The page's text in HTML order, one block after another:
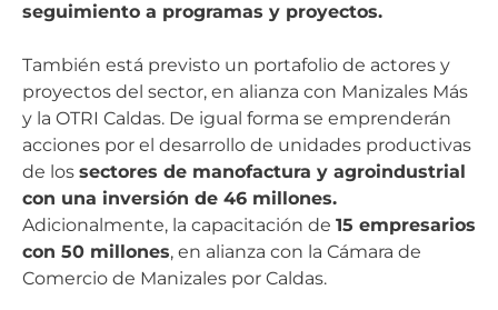
seguimiento a programas y proyectos.
También está previsto un portafolio de actores y
proyectos del sector, en alianza con Manizales Más
y la OTRI Caldas. De igual forma se emprenderán
acciones por el desarrollo de unidades productivas
de los sectores de manofactura y agroindustrial
con una inversión de 46 millones.
Adicionalmente, la capacitación de 15 empresarios
con 50 millones, en alianza con la Cámara de
Comercio de Manizales por Caldas.